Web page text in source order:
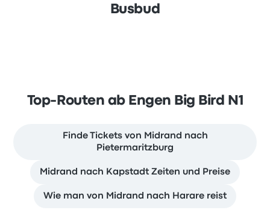
Busbud
Top-Routen ab Engen Big Bird N1
Finde Tickets von Midrand nach
Pietermaritzburg
Midrand nach Kapstadt Zeiten und Preise
Wie man von Midrand nach Harare reist